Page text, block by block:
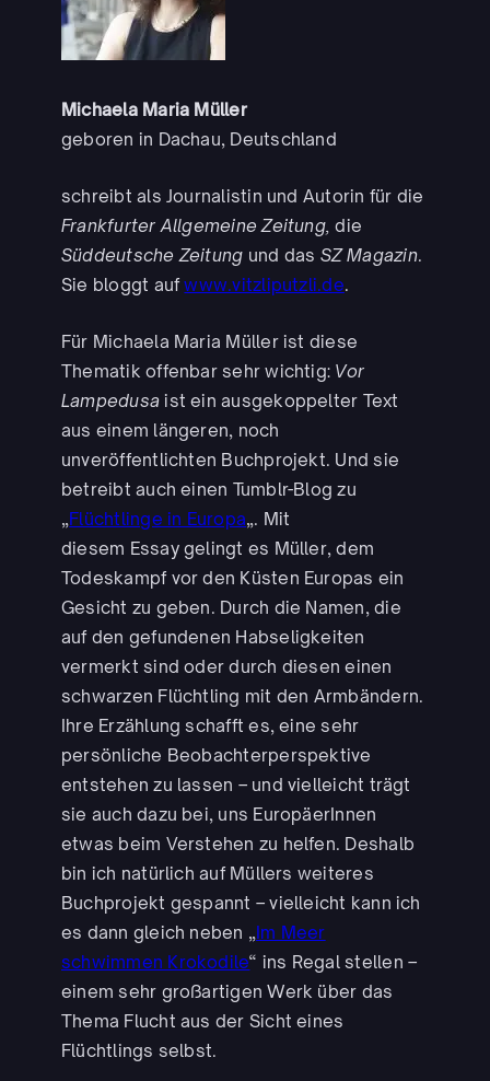
Michaela Maria Müller
geboren in Dachau, Deutschland
schreibt als Journalistin und Autorin für die
Frankfurter Allgemeine Zeitung, die
Süddeutsche Zeitung und das SZ Magazin.
Sie bloggt aufwww.vitzliputzli.de.
Für Michaela Maria Müller ist diese
Thematik offenbar sehr wichtig: Vor
Lampedusa ist ein ausgekoppelter Text
aus einem längeren, noch
unveröffentlichten Buchprojekt. Und sie
betreibt auch einen Tumblr-Blog zu
„Flüchtlinge in Europa„. Mit
diesem Essay gelingt es Müller, dem
Todeskampf vor den Küsten Europas ein
Gesicht zu geben. Durch die Namen, die
auf den gefundenen Habseligkeiten
vermerkt sind oder durch diesen einen
schwarzen Flüchtling mit den Armbändern.
Ihre Erzählung schafft es, eine sehr
persönliche Beobachterperspektive
entstehen zu lassen – und vielleicht trägt
sie auch dazu bei, uns EuropäerInnen
etwas beim Verstehen zu helfen. Deshalb
bin ich natürlich auf Müllers weiteres
Buchprojekt gespannt – vielleicht kann ich
es dann gleich neben „Im Meer
schwimmen Krokodile“ ins Regal stellen –
einem sehr großartigen Werk über das
Thema Flucht aus der Sicht eines
Flüchtlings selbst.